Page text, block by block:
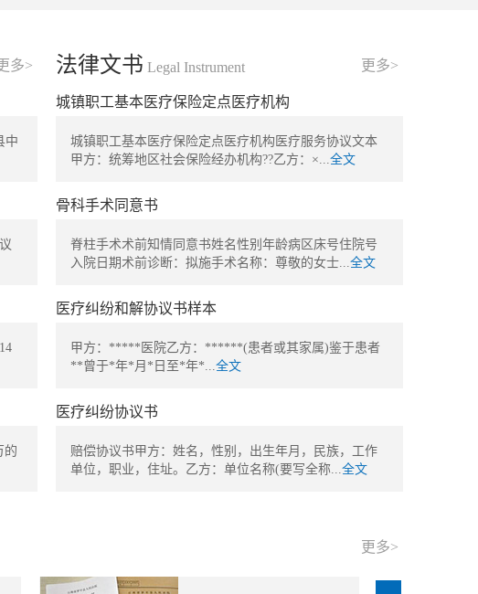
多>
中
的
法律文书 Legal Instrument 更多>
城镇职工基本医疗保险定点医疗机构
城镇职工基本医疗保险定点医疗机构医疗服务协议文本
甲方：统筹地区社会保险经办机构??乙方：×...全文
骨科手术同意书
脊柱手术术前知情同意书姓名性别年龄病区床号住院号
入院日期术前诊断：拟施手术名称：尊敬的女士...全文
医疗纠纷和解协议书样本
甲方：*****医院乙方：******(患者或其家属)鉴于患者
**曾于*年*月*日至*年*...全文
医疗纠纷协议书
赔偿协议书甲方：姓名，性别，出生年月，民族，工作
单位，职业，住址。乙方：单位名称(要写全称...全文
更多>